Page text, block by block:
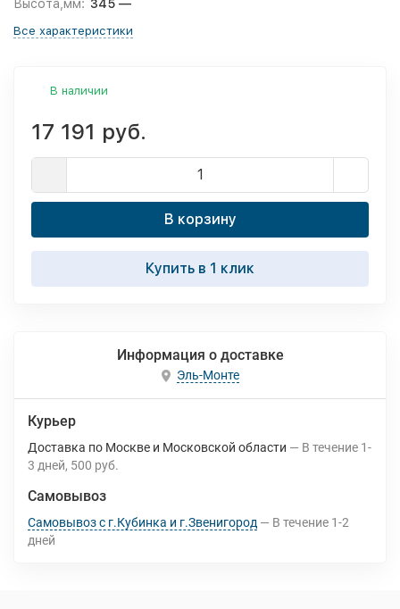
Высота,мм: 345 —
Все характеристики
В наличии
17 191 руб.
В корзину
Купить в 1 клик
Информация о доставке
Эль-Монте
Курьер
Доставка по Москве и Московской области В течение 1-
3 дней 500 руб.
Самовывоз
Самовывоз с г.Кубинка и г.Звенигород В течение 1-2
дней